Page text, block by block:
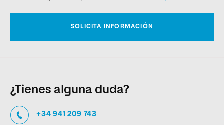
¿Tienes alguna duda?
+34 941 209 743